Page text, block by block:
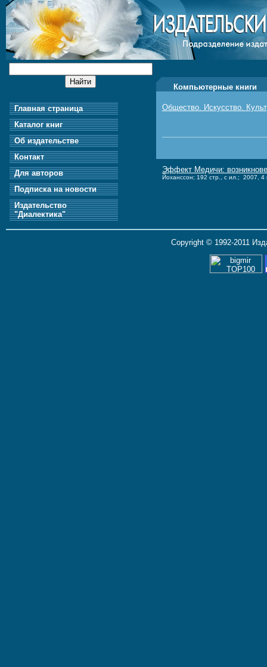
Главная страница
Каталог книг
Об издательстве
Контакт
Для авторов
Подписка на новости
Издательство
"Диалектика"
Компьютерные книги
Общество. Искусство.
Эффект Медичи:
Йоханссон; 192 стр., с ил.; 2007, 4
Copyright © 1992-2011